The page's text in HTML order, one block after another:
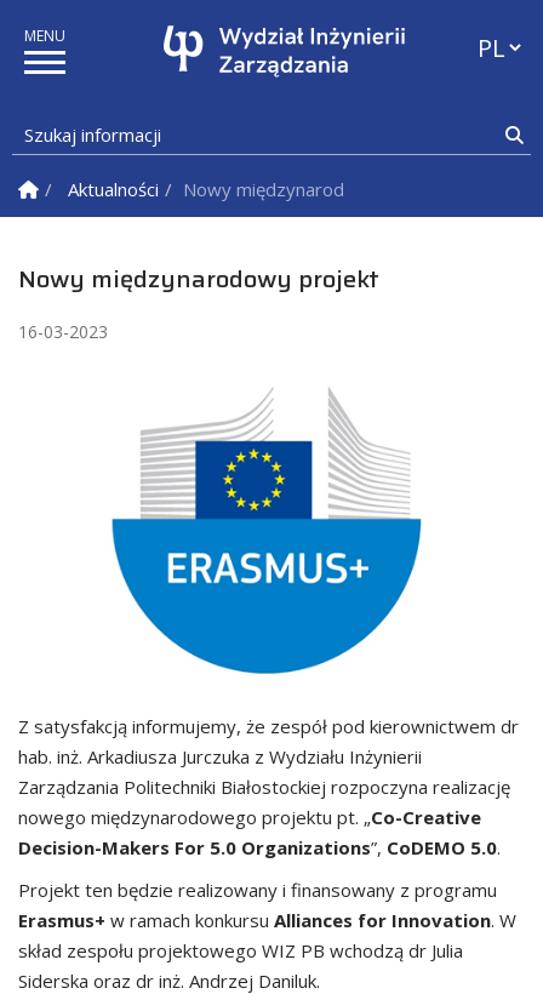
Szukaj informacji
Strona Główna
Aktualności Nowy międzynarodowy projekt
Nowy międzynarodowy projekt
16-03-2023
Z satysfakcją informujemy, że zespół pod kierownictwem dr
hab. inż. Arkadiusza Jurczuka z Wydziału Inżynierii
Zarządzania Politechniki Białostockiej rozpoczyna realizację
nowego międzynarodowego projektu pt. „Co-Creative
Decision-Makers For 5.0 Organizations”, CoDEMO 5.0.
Projekt ten będzie realizowany i finansowany z programu
Erasmus+ w ramach konkursu Alliances for Innovation. W
skład zespołu projektowego WIZ PB wchodzą dr Julia
Siderska oraz dr inż. Andrzej Daniluk.